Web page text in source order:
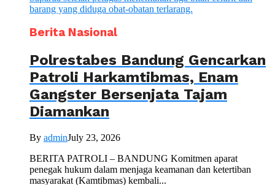
Berita Nasional
Polrestabes Bandung Gencarkan
Patroli Harkamtibmas, Enam
Gangster Bersenjata Tajam
Diamankan
By adminJuly 23, 2026
BERITA PATROLI – BANDUNG Komitmen aparat
penegak hukum dalam menjaga keamanan dan ketertiban
masyarakat (Kamtibmas) kembali...